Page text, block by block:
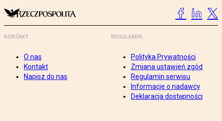
KONTAKT
O nas
Kontakt
Napisz do nas
REGULAMIN
Polityka Prywatności
Zmiana ustawień zgód
Regulamin serwisu
Informacje o nadawcy
Deklaracja dostępności